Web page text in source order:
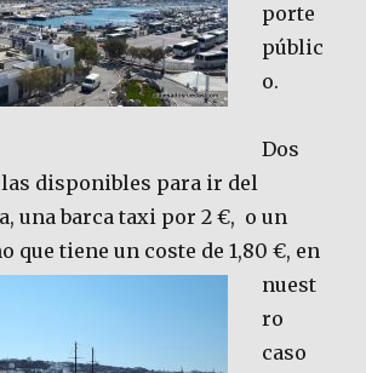
porte
públic
o.
Dos
disponibles para ir del
una barca taxi por 2 €, o un
que tiene un coste de 1,80€, en
nuest
ro
caso